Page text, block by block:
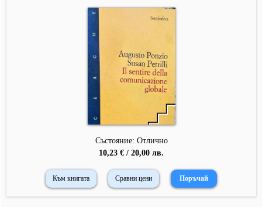
Състояние: Отлично
10,23 € / 20,00 лв.
Към книгата Сравни цени